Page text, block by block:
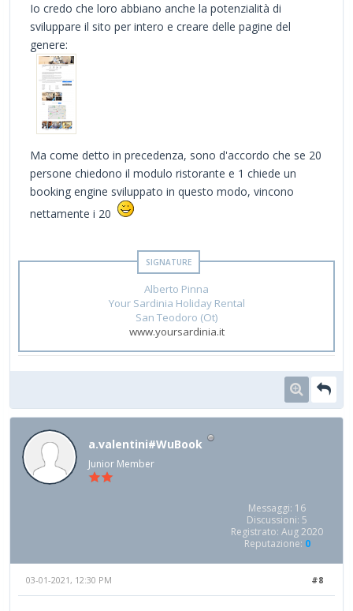
Io credo che loro abbiano anche la potenzialità di
sviluppare il sito per intero e creare delle pagine del
genere:
Ma come detto in precedenza, sono d'accordo che se 20
persone chiedono il modulo ristorante e 1 chiede un
booking engine sviluppato in questo modo, vincono
nettamente i 20
Alberto Pinna
Your Sardinia Holiday Rental
San Teodoro (Ot)
www.yoursardinia.it
a.valentini#WuBook
Junior Member
Messaggi: 16
Discussioni: 5
Registrato: Aug 2020
Reputazione: 0
#8
03-01-2021, 12:30 PM